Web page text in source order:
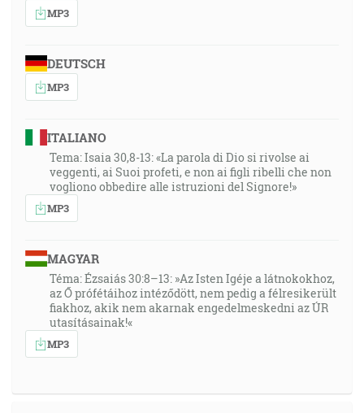
MP3
DEUTSCH
MP3
ITALIANO
Tema: Isaia 30,8-13: «La parola di Dio si rivolse ai
veggenti, ai Suoi profeti, e non ai figli ribelli che non
vogliono obbedire alle istruzioni del Signore!»
MP3
MAGYAR
Téma: Ézsaiás 30:8–13: »Az Isten Igéje a látnokokhoz,
az Ő prófétáihoz intéződött, nem pedig a félresikerült
fiakhoz, akik nem akarnak engedelmeskedni az ÚR
utasításainak!«
MP3